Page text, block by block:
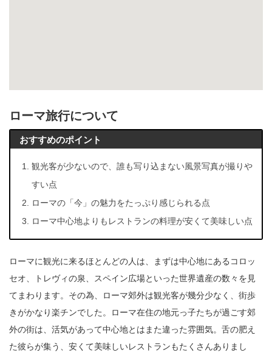
ローマ旅行について
おすすめのポイント
観光客が少ないので、誰も写り込まない風景写真が撮りや
すい点
ローマの「今」の魅力をたっぷり感じられる点
ローマ中心地よりもレストランの料理が安くて美味しい点
ローマに観光に来るほとんどの人は、まずは中心地にあるコロッ
セオ、トレヴィの泉、スペイン広場といった世界遺産の数々を見
てまわります。その為、ローマ郊外は観光客が幾分少なく、街歩
きがかなり楽チンでした。ローマ在住の地元っ子たちが過ごす郊
外の街は、活気があって中心地とはまた違った雰囲気。舌の肥え
た彼らが集う、安くて美味しいレストランもたくさんありまし